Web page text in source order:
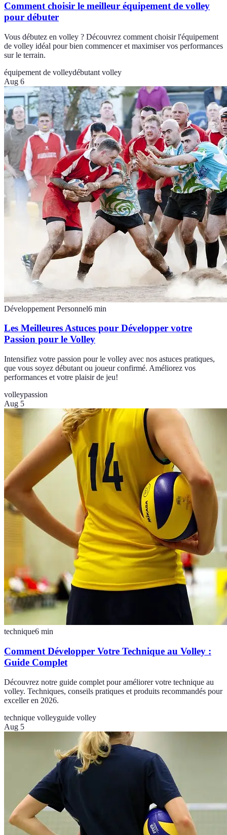
Comment choisir le meilleur équipement de volley
pour débuter
Vous débutez en volley ? Découvrez comment choisir l'équipement
de volley idéal pour bien commencer et maximiser vos performances
sur le terrain.
équipement de volleydébutant volley
Aug 6
Développement Personnel6 min
Les Meilleures Astuces pour Développer votre
Passion pour le Volley
Intensifiez votre passion pour le volley avec nos astuces pratiques,
que vous soyez débutant ou joueur confirmé. Améliorez vos
performances et votre plaisir de jeu!
volleypassion
Aug 5
technique6 min
Comment Développer Votre Technique au Volley :
Guide Complet
Découvrez notre guide complet pour améliorer votre technique au
volley. Techniques, conseils pratiques et produits recommandés pour
exceller en 2026.
technique volleyguide volley
Aug 5